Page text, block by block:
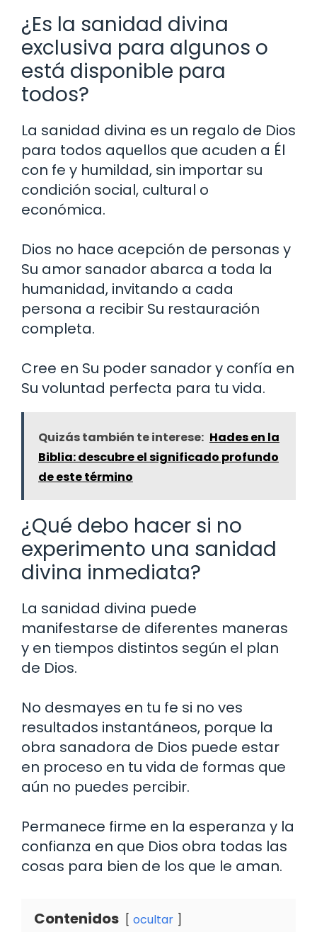
¿Es la sanidad divina
exclusiva para algunos o
está disponible para
todos?
La sanidad divina es un regalo de Dios
para todos aquellos que acuden a Él
con fe y humildad, sin importar su
condición social, cultural o
económica.
Dios no hace acepción de personas y
Su amor sanador abarca a toda la
humanidad, invitando a cada
persona a recibir Su restauración
completa.
Cree en Su poder sanador y confía en
Su voluntad perfecta para tu vida.
Quizás también te interese: Hades en la
Biblia: descubre el significado profundo
de este término
¿Qué debo hacer si no
experimento una sanidad
divina inmediata?
La sanidad divina puede
manifestarse de diferentes maneras
y en tiempos distintos según el plan
de Dios.
No desmayes en tu fe si no ves
resultados instantáneos, porque la
obra sanadora de Dios puede estar
en proceso en tu vida de formas que
aún no puedes percibir.
Permanece firme en la esperanza y la
confianza en que Dios obra todas las
cosas para bien de los que le aman.
Contenidos ocultar